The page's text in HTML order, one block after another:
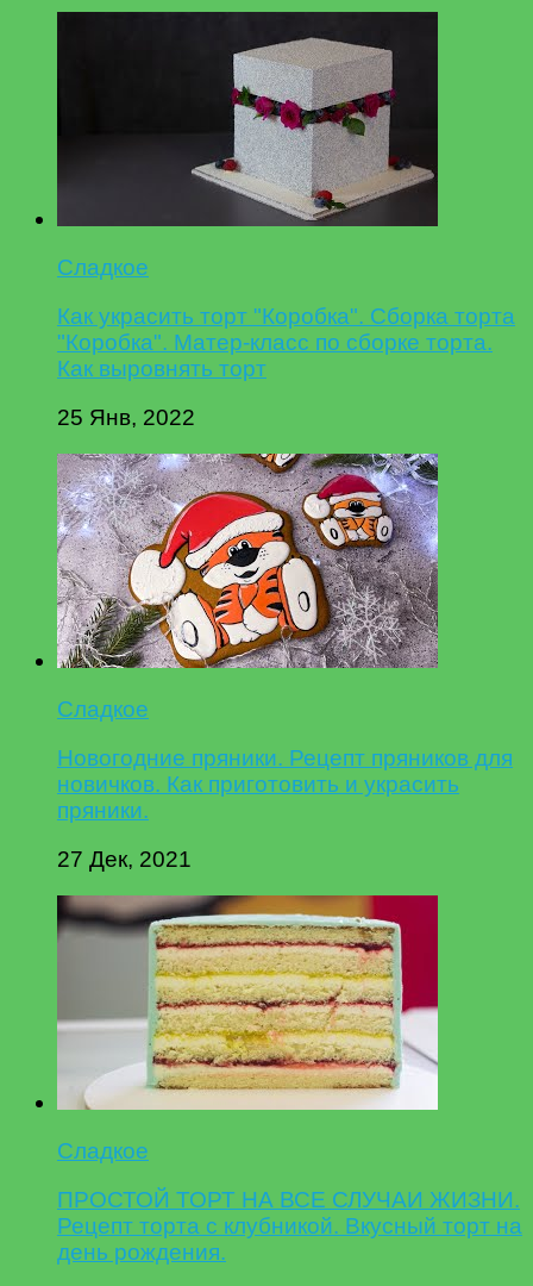
Сладкое
Как украсить торт "Коробка". Сборка торта
"Коробка". Матер-класс по сборке торта.
Как выровнять торт
25 Янв, 2022
Сладкое
Новогодние пряники. Рецепт пряников для
новичков. Как приготовить и украсить
пряники.
27 Дек, 2021
Сладкое
ПРОСТОЙ ТОРТ НА ВСЕ СЛУЧАИ ЖИЗНИ.
Рецепт торта с клубникой. Вкусный торт на
день рождения.